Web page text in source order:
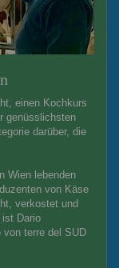
einen Kochkurs
genüsslichsten
darüber, die
Wien lebenden
von Käse
verkostet und
Dario
von terre del SUD